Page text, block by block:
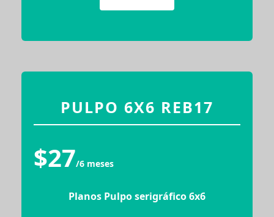
PULPO 6X6 REB17
$27/6 meses
Planos Pulpo serigráfico 6x6